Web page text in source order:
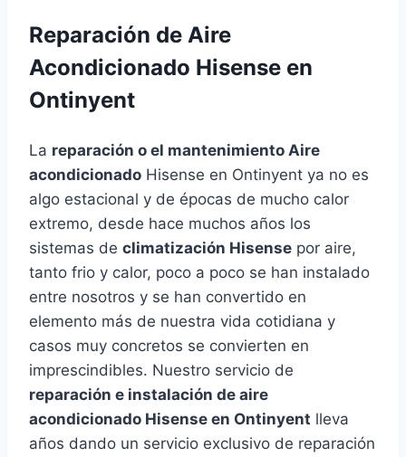
Reparación de Aire
Acondicionado Hisense en
Ontinyent
La reparación o el mantenimiento Aire
acondicionado Hisense en Ontinyent ya no es
algo estacional y de épocas de mucho calor
extremo, desde hace muchos años los
sistemas de climatización Hisense por aire,
tanto frio y calor, poco a poco se han instalado
entre nosotros y se han convertido en
elemento más de nuestra vida cotidiana y
casos muy concretos se convierten en
imprescindibles. Nuestro servicio de
reparación e instalación de aire
acondicionado Hisense en Ontinyent lleva
años dando un servicio exclusivo de reparación